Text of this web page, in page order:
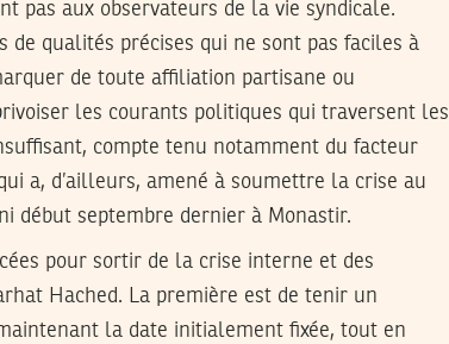
pas aux observateurs de la vie syndicale.
de qualités précises qui ne sont pas faciles à
de toute affiliation partisane ou
les courants politiques qui traversent les
compte tenu notamment du facteur
a, d’ailleurs, amené à soumettre la crise au
début septembre dernier à Monastir.
pour sortir de la crise interne et des
Hached. La première est de tenir un
la date initialement fixée, tout en